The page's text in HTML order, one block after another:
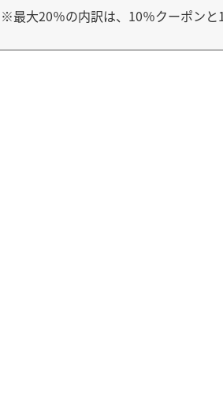
※最大20％の内訳は、10％クーポン